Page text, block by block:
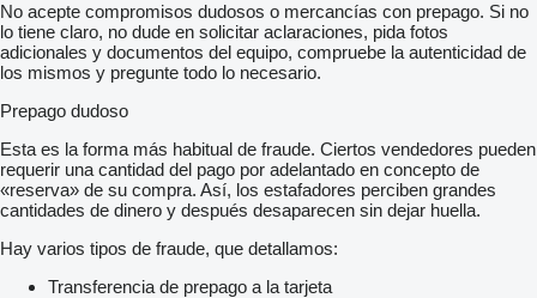
No acepte compromisos dudosos o mercancías con prepago. Si no
lo tiene claro, no dude en solicitar aclaraciones, pida fotos
adicionales y documentos del equipo, compruebe la autenticidad de
los mismos y pregunte todo lo necesario.
Prepago dudoso
Esta es la forma más habitual de fraude. Ciertos vendedores pueden
requerir una cantidad del pago por adelantado en concepto de
«reserva» de su compra. Así, los estafadores perciben grandes
cantidades de dinero y después desaparecen sin dejar huella.
Hay varios tipos de fraude, que detallamos:
Transferencia de prepago a la tarjeta